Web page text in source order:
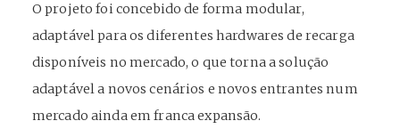
O projeto foi concebido de forma modular,
adaptável para os diferentes hardwares de recarga
disponíveis no mercado, o que torna a solução
adaptável a novos cenários e novos entrantes num
mercado ainda em franca expansão.